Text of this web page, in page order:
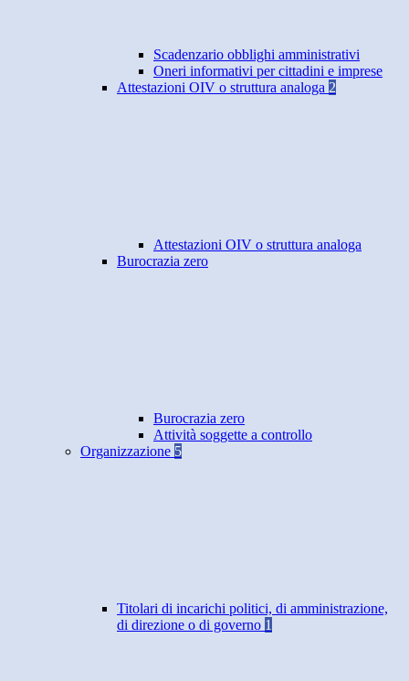
Scadenzario obblighi amministrativi
Oneri informativi per cittadini e imprese
Attestazioni OIV o struttura analoga 2
Attestazioni OIV o struttura analoga
Burocrazia zero
Burocrazia zero
Attività soggette a controllo
Organizzazione 5
Titolari di incarichi politici, di amministrazione,
di direzione o di governo 1